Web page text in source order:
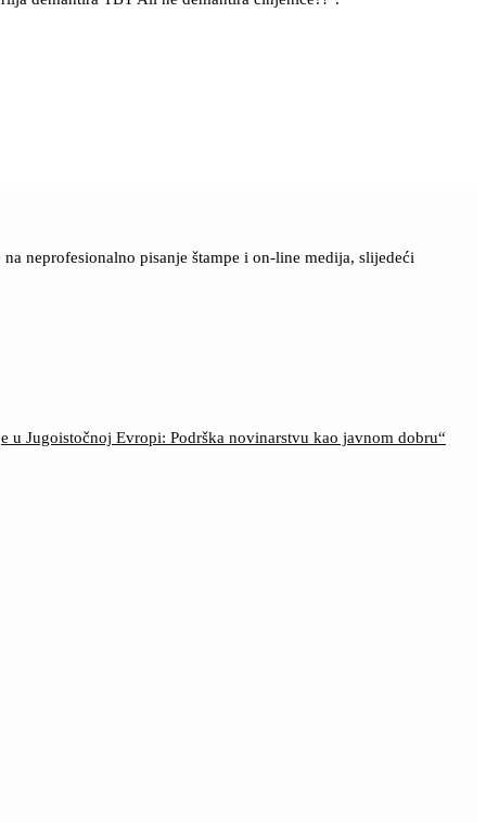
neprofesionalno pisanje štampe i on-line medija, slijedeći
Jugoistočnoj Evropi: Podrška novinarstvu kao javnom dobru“